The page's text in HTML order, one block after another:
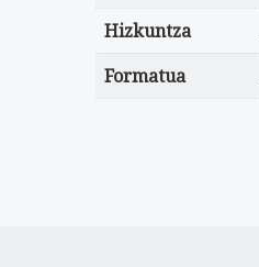
Hizkuntza
Formatua